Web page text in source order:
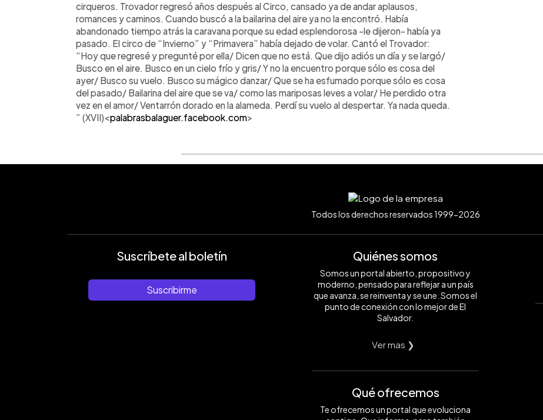
cirqueros. Trovador regresó años después al Circo, cansado ya de andar aplausos,
romances y caminos. Cuando buscó a la bailarina del aire ya no la encontró. Había
abandonado tiempo atrás la caravana porque su edad esplendorosa -le dijeron- había ya
pasado. El circo de “Invierno” y “Primavera” había dejado de volar. Cantó el Trovador:
“Hoy que regresé y pregunté por ella/ Dicen que no está. Que dijo adiós un día y se largó/
Busco en el aire. Busco en un cielo frío y gris/ Y no la encuentro porque sólo es cosa del
ayer/ Busco su vuelo. Busco su mágico danzar/ Que se ha esfumado porque sólo es cosa
del pasado/ Bailarina del aire que se va/ como las mariposas leves a volar/ He perdido otra
vez en el amor/ Ventarrón dorado en la alameda. Perdí su vuelo al despertar. Ya nada queda.
” (XVII)<palabrasbalaguer.facebook.com>
Todos los derechos reservados 1999-2026
Suscríbete al boletín
Suscribirme
Quiénes somos
Somos un portal abierto, propositivo y
moderno, pensado para reflejar a un país
que avanza, se reinventa y se une. Somos el
punto de conexión con lo mejor de El
Salvador.
Ver mas ❯
Qué ofrecemos
Te ofrecemos un portal que evoluciona